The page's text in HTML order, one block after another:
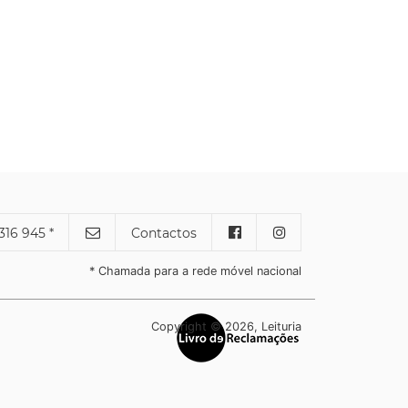
945 * Contactos
* Chamada para a rede móvel nacional
Copyright © 2026, Leituria